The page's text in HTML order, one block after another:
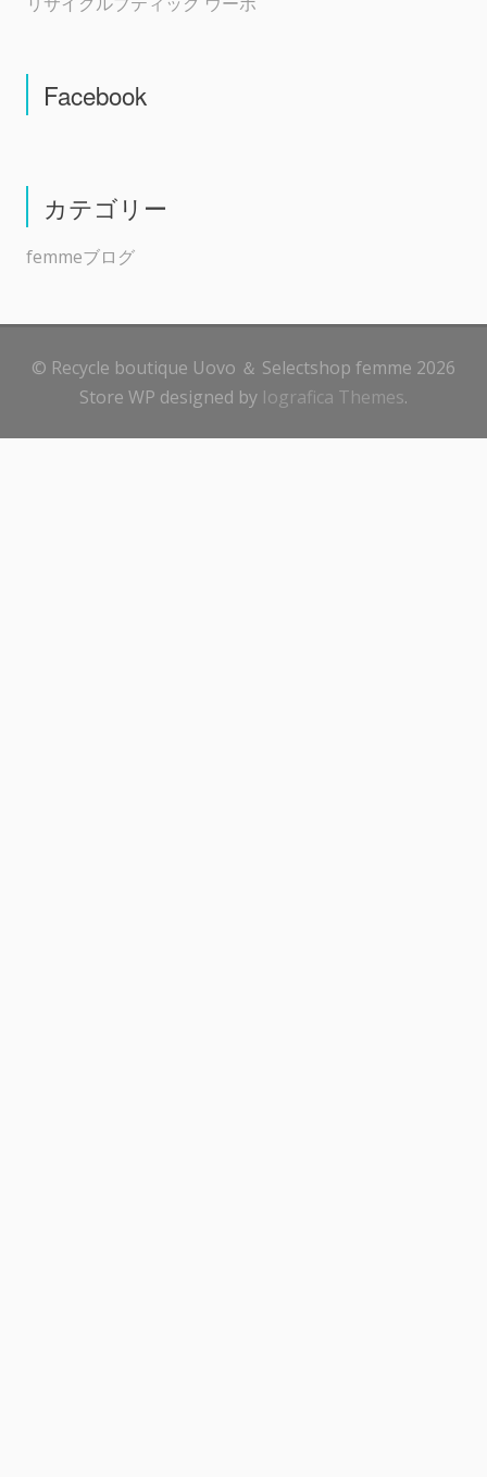
Facebook
カテゴリー
femmeブログ
© Recycle boutique Uovo ＆ Selectshop femme 2026
Store WP designed by Iografica Themes.